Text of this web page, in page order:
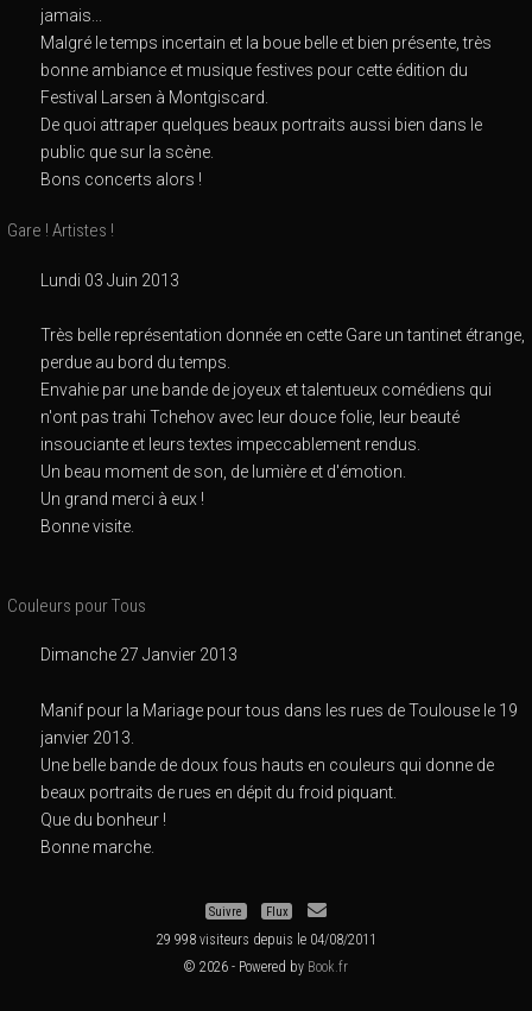
jamais...
Malgré le temps incertain et la boue belle et bien présente, très
bonne ambiance et musique festives pour cette édition du
Festival Larsen à Montgiscard.
De quoi attraper quelques beaux portraits aussi bien dans le
public que sur la scène.
Bons concerts alors !
Gare ! Artistes !
Lundi 03 Juin 2013
Très belle représentation donnée en cette Gare un tantinet étrange,
perdue au bord du temps.
Envahie par une bande de joyeux et talentueux comédiens qui
n'ont pas trahi Tchehov avec leur douce folie, leur beauté
insouciante et leurs textes impeccablement rendus.
Un beau moment de son, de lumière et d'émotion.
Un grand merci à eux !
Bonne visite.
Couleurs pour Tous
Dimanche 27 Janvier 2013
Manif pour la Mariage pour tous dans les rues de Toulouse le 19
janvier 2013.
Une belle bande de doux fous hauts en couleurs qui donne de
beaux portraits de rues en dépit du froid piquant.
Que du bonheur !
Bonne marche.
Suivre Flux
29 998 visiteurs depuis le 04/08/2011
© 2026 - Powered by Book.fr